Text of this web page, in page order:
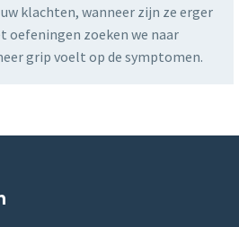
klachten, wanneer zijn ze erger
oefeningen zoeken we naar
grip voelt op de symptomen.